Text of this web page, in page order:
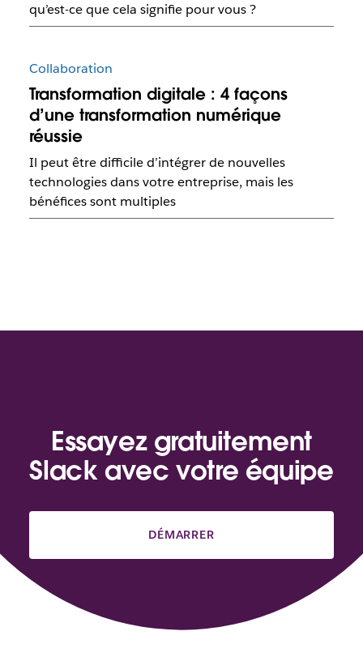
qu’est-ce que cela signifie pour vous ?
Collaboration
Transformation digitale : 4 façons
d’une transformation numérique
réussie
Il peut être difficile d’intégrer de nouvelles
technologies dans votre entreprise, mais les
bénéfices sont multiples
Essayez gratuitement
Slack avec votre équipe
DÉMARRER